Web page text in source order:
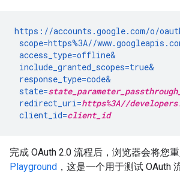
https://accounts.google.com/o/
scope=https%3A//
access_type=offline&
include_granted_scopes=true&
response_type=code&
state=
redirect_uri=https%3A//
client_id=client_id
完成 OAuth 2.0 流程后，浏览器会将您
Playground ，这是一个用于测试 OAuth